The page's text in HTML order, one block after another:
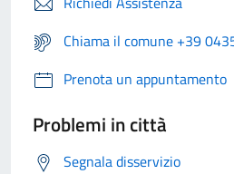
Chiama il comune +39
Prenota un appuntamento
Problemi in città
Segnala disservizio